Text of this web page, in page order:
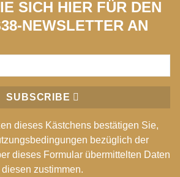
SICH HIER FÜR DEN
NEWSLETTER AN
SUBSCRIBE
dieses Kästchens bestätigen Sie,
bezüglich der
dieses Formular übermittelten Daten
zustimmen.